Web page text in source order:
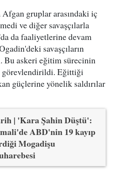
gruplar arasındaki iç
ve diğer savaşçılarla
da faaliyetlerine devam
savaşçıların
Bu askeri eğitim sürecinin
görevlendirildi. Eğittiği
güçlerine yönelik saldırılar
| 'Kara Şahin Düştü':
ABD'nin 19 kayıp
Mogadişu